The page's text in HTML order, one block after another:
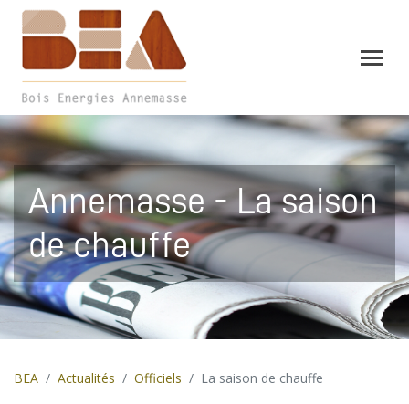
Annemasse - La saison
de chauffe
BEA Actualités Officiels La saison de chauffe